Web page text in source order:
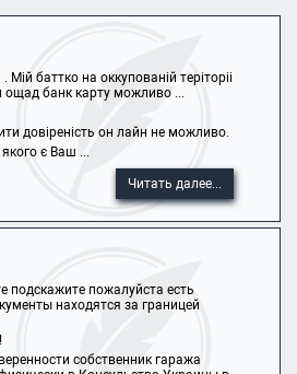
Мій баттко на оккупованій теріторіі
ощад банк карту можливо ...
довіреність он лайн не можливо.
є Ваш ...
Читать далее...
подскажите пожалуйста есть
находятся за границей
собственник гаража